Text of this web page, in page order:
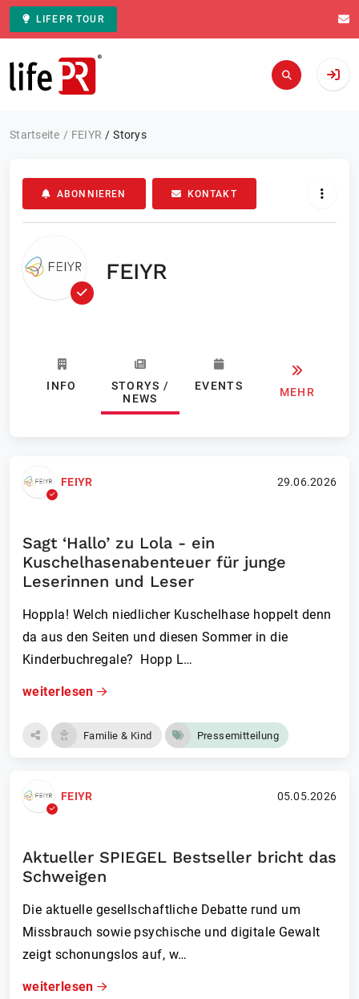
LIFEPR TOUR
Zur Startseite
Startseite FEIYR Storys
ABONNIEREN KONTAKT
FEIYR
INFO
STORYS /
NEWS
EVENTS MEHR
FEIYR 29.06.2026
Sagt ‘Hallo’ zu Lola - ein
Kuschelhasenabenteuer für junge
Leserinnen und Leser
Hoppla! Welch niedlicher Kuschelhase hoppelt denn
da aus den Seiten und diesen Sommer in die
Kinderbuchregale? ­Hopp L…
weiterlesen
Familie & Kind Pressemitteilung
FEIYR 05.05.2026
Aktueller SPIEGEL Bestseller bricht das
Schweigen
Die aktuelle gesellschaftliche Debatte rund um
Missbrauch sowie psychische und digitale Gewalt
zeigt schonungslos auf, w…
weiterlesen